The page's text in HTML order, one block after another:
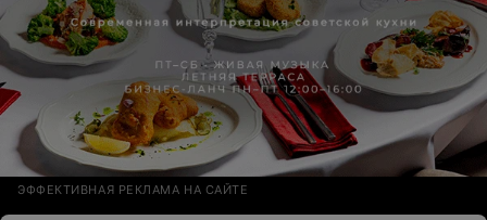
ЭФФЕКТИВНАЯ РЕКЛАМА НА САЙТЕ